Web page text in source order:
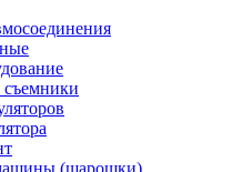
съемники
(шарошки)